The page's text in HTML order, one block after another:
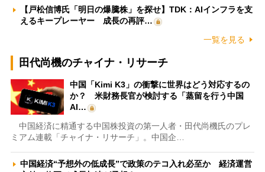
【戸松信博氏「明日の爆騰株」を探せ】TDK：AIインフラを支
えるキープレーヤー 成長の再評…
一覧を見る
田代尚機のチャイナ・リサーチ
中国「Kimi K3」の衝撃に世界はどう対応するの
か？ 米財務長官が検討する「蒸留を行う中国
AI…
中国経済に精通する中国株投資の第一人者・田代尚機氏のプレ
ミアム連載「チャイナ・リサーチ」。中国企…
中国経済“予想外の低成長”で政策のテコ入れ必至か 経済運営